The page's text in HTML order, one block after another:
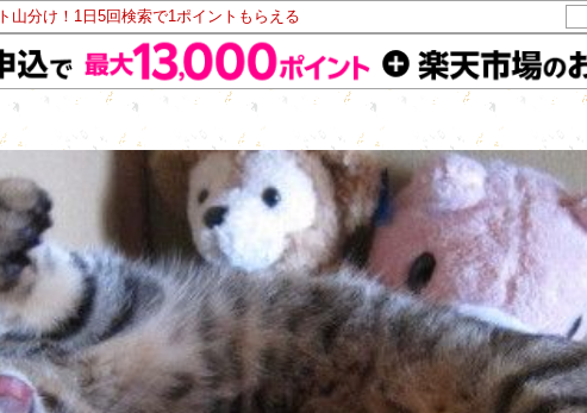
山分け！1日5回検索で1ポイントもらえる